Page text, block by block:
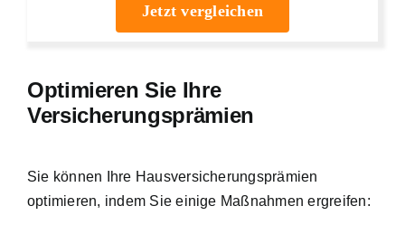
Jetzt vergleichen
Optimieren Sie Ihre
Versicherungsprämien
Sie können Ihre Hausversicherungsprämien
optimieren, indem Sie einige Maßnahmen ergreifen: